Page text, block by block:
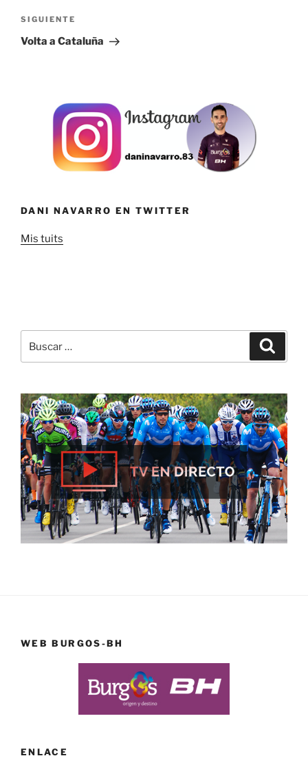
Siguiente
entrada
SIGUIENTE
Volta a Cataluña
DANI NAVARRO EN TWITTER
Mis tuits
por:
WEB BURGOS-BH
ENLACE